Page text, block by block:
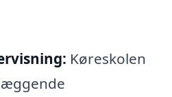
Køreskolen